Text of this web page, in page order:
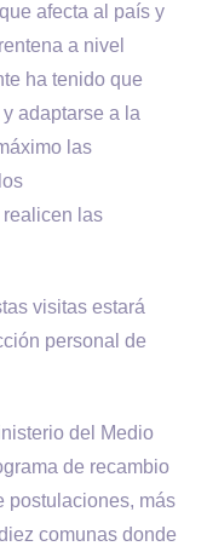
afecta al país y
a nivel
ha tenido que
adaptarse a la
las
las
visitas estará
personal de
del Medio
de recambio
postulaciones, más
comunas donde